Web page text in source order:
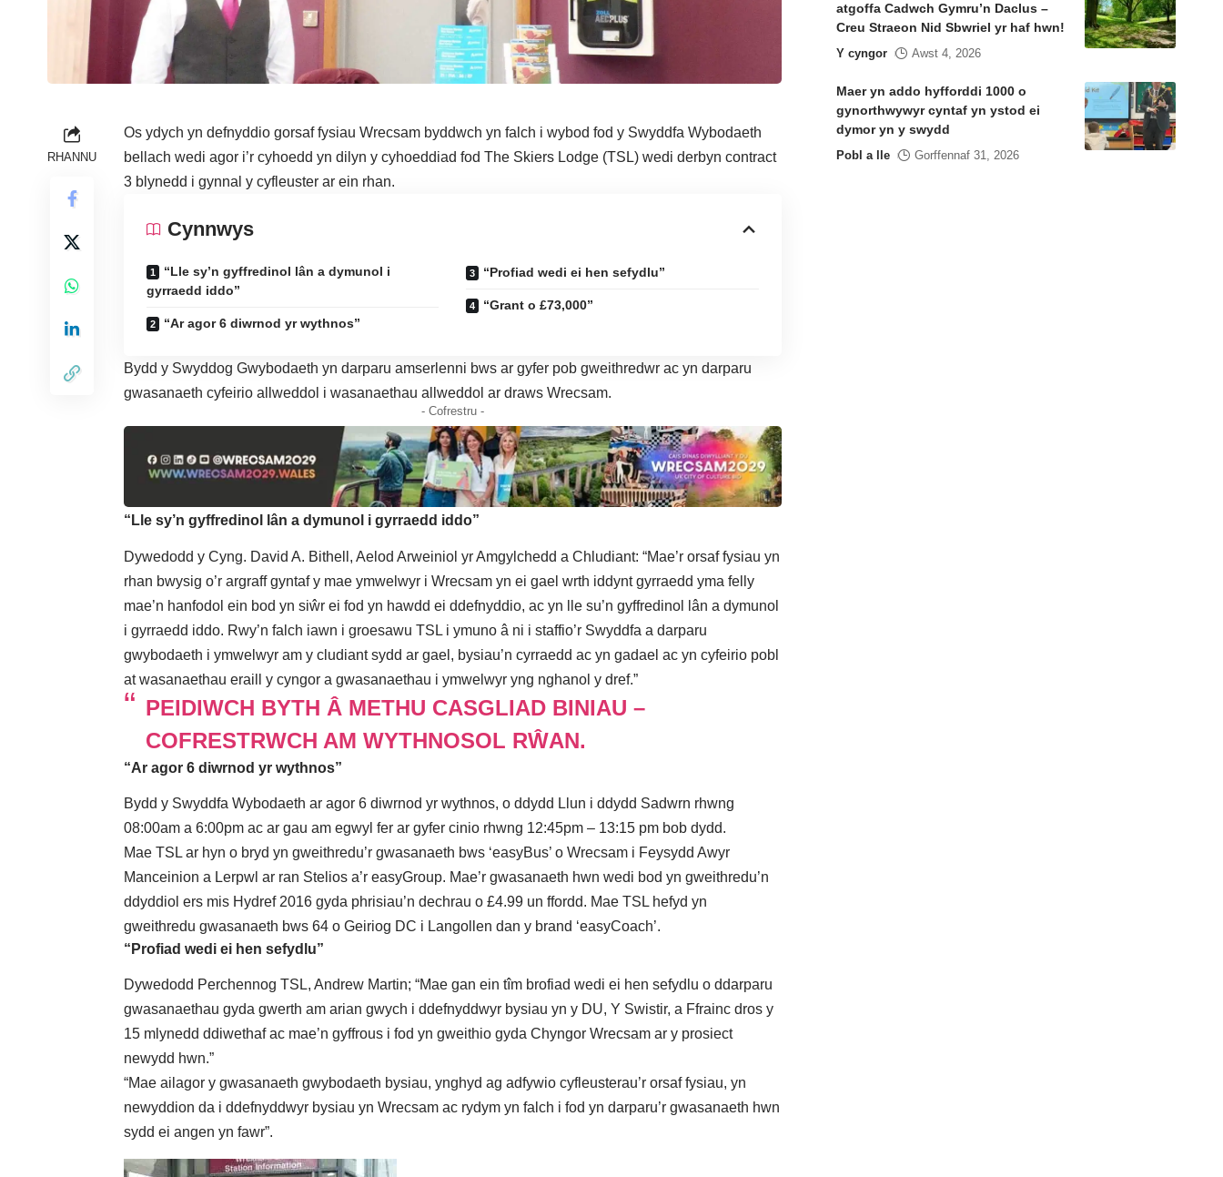
RHANNU
Os ydych yn defnyddio gorsaf fysiau Wrecsam byddwch yn falch i wybod fod y Swyddfa Wybodaeth
bellach wedi agor i’r cyhoedd yn dilyn y cyhoeddiad fod The Skiers Lodge (TSL) wedi derbyn contract
3 blynedd i gynnal y cyfleuster ar ein rhan.
Cynnwys
“Lle sy’n gyffredinol lân a dymunol i
gyrraedd iddo”
“Ar agor 6 diwrnod yr wythnos”
“Profiad wedi ei hen sefydlu”
“Grant o £73,000”
Bydd y Swyddog Gwybodaeth yn darparu amserlenni bws ar gyfer pob gweithredwr ac yn darparu
gwasanaeth cyfeirio allweddol i wasanaethau allweddol ar draws Wrecsam.
- Cofrestru -
“Lle sy’n gyffredinol lân a dymunol i gyrraedd iddo”
Dywedodd y Cyng. David A. Bithell, Aelod Arweiniol yr Amgylchedd a Chludiant: “Mae’r orsaf fysiau yn
rhan bwysig o’r argraff gyntaf y mae ymwelwyr i Wrecsam yn ei gael wrth iddynt gyrraedd yma felly
mae’n hanfodol ein bod yn siŵr ei fod yn hawdd ei ddefnyddio, ac yn lle su’n gyffredinol lân a dymunol
i gyrraedd iddo. Rwy’n falch iawn i groesawu TSL i ymuno â ni i staffio’r Swyddfa a darparu
gwybodaeth i ymwelwyr am y cludiant sydd ar gael, bysiau’n cyrraedd ac yn gadael ac yn cyfeirio pobl
at wasanaethau eraill y cyngor a gwasanaethau i ymwelwyr yng nghanol y dref.”
PEIDIWCH BYTH Â METHU CASGLIAD BINIAU –
COFRESTRWCH AM WYTHNOSOL RŴAN.
“Ar agor 6 diwrnod yr wythnos”
Bydd y Swyddfa Wybodaeth ar agor 6 diwrnod yr wythnos, o ddydd Llun i ddydd Sadwrn rhwng
08:00am a 6:00pm ac ar gau am egwyl fer ar gyfer cinio rhwng 12:45pm – 13:15 pm bob dydd.
Mae TSL ar hyn o bryd yn gweithredu’r gwasanaeth bws ‘easyBus’ o Wrecsam i Feysydd Awyr
Manceinion a Lerpwl ar ran Stelios a’r easyGroup. Mae’r gwasanaeth hwn wedi bod yn gweithredu’n
ddyddiol ers mis Hydref 2016 gyda phrisiau’n dechrau o £4.99 un ffordd. Mae TSL hefyd yn
gweithredu gwasanaeth bws 64 o Geiriog DC i Langollen dan y brand ‘easyCoach’.
“Profiad wedi ei hen sefydlu”
Dywedodd Perchennog TSL, Andrew Martin; “Mae gan ein tîm brofiad wedi ei hen sefydlu o ddarparu
gwasanaethau gyda gwerth am arian gwych i ddefnyddwyr bysiau yn y DU, Y Swistir, a Ffrainc dros y
15 mlynedd ddiwethaf ac mae’n gyffrous i fod yn gweithio gyda Chyngor Wrecsam ar y prosiect
newydd hwn.”
“Mae ailagor y gwasanaeth gwybodaeth bysiau, ynghyd ag adfywio cyfleusterau’r orsaf fysiau, yn
newyddion da i ddefnyddwyr bysiau yn Wrecsam ac rydym yn falch i fod yn darparu’r gwasanaeth hwn
sydd ei angen yn fawr”.
atgoffa Cadwch Gymru’n Daclus –
Creu Straeon Nid Sbwriel yr haf hwn!
Y cyngor Awst 4, 2026
Maer yn addo hyfforddi 1000 o
gynorthwywyr cyntaf yn ystod ei
dymor yn y swydd
Pobl a lle Gorffennaf 31, 2026